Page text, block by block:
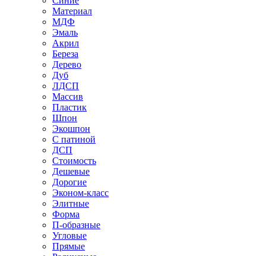
Материал
МДФ
Эмаль
Акрил
Береза
Дерево
Дуб
ЛДСП
Массив
Пластик
Шпон
Экошпон
С патиной
ДСП
Стоимость
Дешевые
Дорогие
Эконом-класс
Элитные
Форма
П-образные
Угловые
Прямые